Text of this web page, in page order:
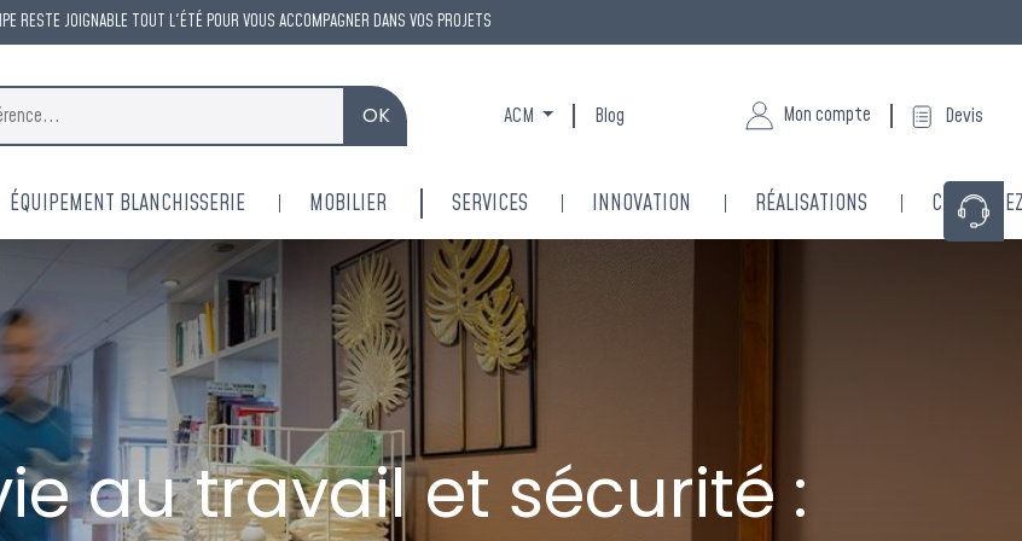
RESTE JOIGNABLE TOUT L'ÉTÉ POUR VOUS ACCOMPAGNER DANS VOS PROJETS
OK ACM Blog Mon compte Devis
ÉQUIPEMENT BLANCHISSERIE MOBILIER SERVICES INNOVATION RÉALISATIONS
au travail et sécurité :
ACM reste à votre écoute
tout l'été